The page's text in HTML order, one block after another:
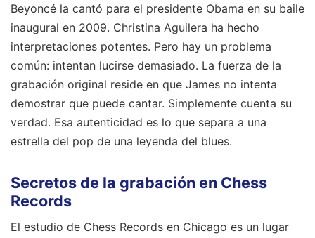
Beyoncé la cantó para el presidente Obama en su baile
inaugural en 2009. Christina Aguilera ha hecho
interpretaciones potentes. Pero hay un problema
común: intentan lucirse demasiado. La fuerza de la
grabación original reside en que James no intenta
demostrar que puede cantar. Simplemente cuenta su
verdad. Esa autenticidad es lo que separa a una
estrella del pop de una leyenda del blues.
Secretos de la grabación en Chess
Records
El estudio de Chess Records en Chicago es un lugar